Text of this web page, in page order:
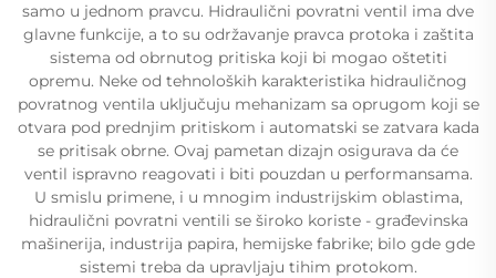
samo u jednom pravcu. Hidraulični povratni ventil ima dve
glavne funkcije, a to su održavanje pravca protoka i zaštita
sistema od obrnutog pritiska koji bi mogao oštetiti
opremu. Neke od tehnoloških karakteristika hidrauličnog
povratnog ventila uključuju mehanizam sa oprugom koji se
otvara pod prednjim pritiskom i automatski se zatvara kada
se pritisak obrne. Ovaj pametan dizajn osigurava da će
ventil ispravno reagovati i biti pouzdan u performansama.
U smislu primene, i u mnogim industrijskim oblastima,
hidraulični povratni ventili se široko koriste - građevinska
mašinerija, industrija papira, hemijske fabrike; bilo gde gde
sistemi treba da upravljaju tihim protokom.